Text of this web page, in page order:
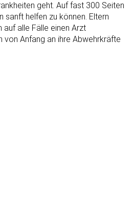
geht. Auf fast 300 Seiten
helfen zu können. Eltern
auf alle Fälle einen Arzt
von Anfang an ihre Abwehrkräfte